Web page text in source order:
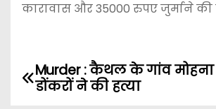
कारावास और 35000 रुपए जुर्माने की
PMurder : कैथल के गांव
डोंकरों ने की हत्या